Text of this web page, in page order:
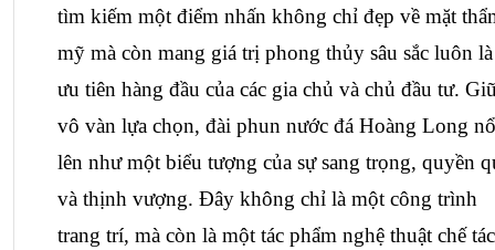
tìm kiếm một điểm nhấn không chỉ đẹp về mặt
mỹ mà còn mang giá trị phong thủy sâu sắc luôn là
ưu tiên hàng đầu của các gia chủ và chủ đầu tư.
vô vàn lựa chọn, đài phun nước đá Hoàng Long
lên như một biểu tượng của sự sang trọng, quyền
và thịnh vượng. Đây không chỉ là một công trình
trang trí, mà còn là một tác phẩm nghệ thuật chế